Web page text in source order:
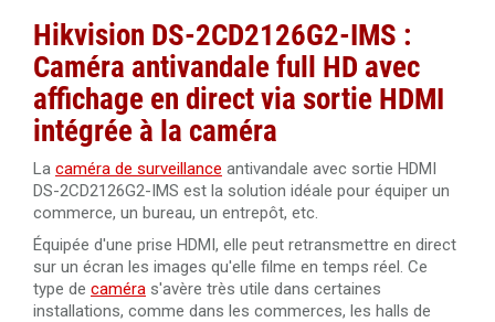
6UN-C
Câble réseau 305 mètres Dahua PFM920I-6UN-C/White
UTP CAT6
Câble HDMI 2.0 amplifié 30 mètres Ultra HD 4K
Câble HDMI 1.4 amplifié 40 mètres Ultra HD 4K
Câble HDMI 2.0 de 50 mètres en fibre optique 4K Ultra
HD 3840x2160@60Hz
HD 3840x2160@60Hz
Hikvision DS-2CD2126G2-IMS :
Caméra antivandale full HD avec
affichage en direct via sortie HDMI
intégrée à la caméra
La caméra de surveillance antivandale avec sortie HDMI
DS-2CD2126G2-IMS est la solution idéale pour équiper un
commerce, un bureau, un entrepôt, etc.
Équipée d'une prise HDMI, elle peut retransmettre en direct
sur un écran les images qu'elle filme en temps réel. Ce
type de caméra s'avère très utile dans certaines
installations, comme dans les commerces, les halls de